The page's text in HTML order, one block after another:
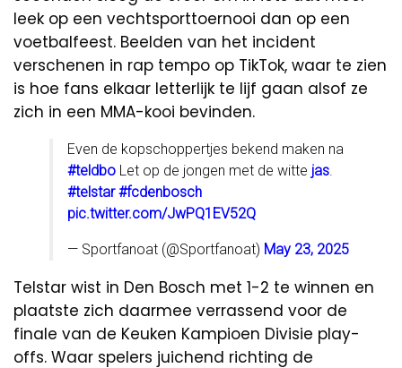
leek op een vechtsporttoernooi dan op een
voetbalfeest. Beelden van het incident
verschenen in rap tempo op TikTok, waar te zien
is hoe fans elkaar letterlijk te lijf gaan alsof ze
zich in een MMA-kooi bevinden.
Even de kopschoppertjes bekend maken na
#teldbo Let op de jongen met de witte jas
#telstar #fcdenbosch
pic.twitter.com/JwPQ1EV52Q
— Sportfanoat (@Sportfanoat) May 23, 2025
Telstar wist in Den Bosch met 1-2 te winnen en
plaatste zich daarmee verrassend voor de
finale van de Keuken Kampioen Divisie play-
offs. Waar spelers juichend richting de